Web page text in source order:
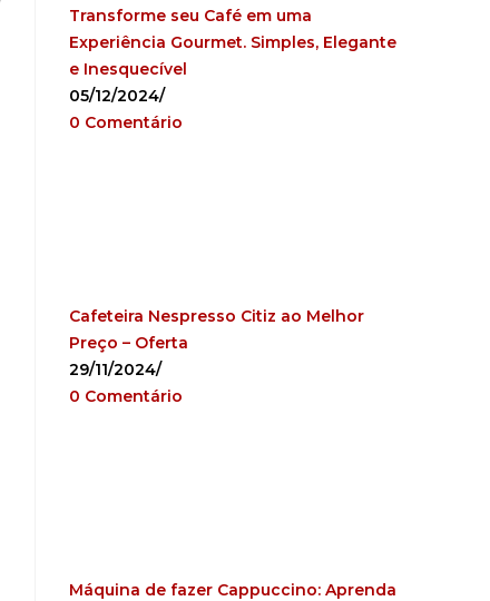
Transforme seu Café em uma
Experiência Gourmet. Simples, Elegante
e Inesquecível
05/12/2024/
0 Comentário
Cafeteira Nespresso Citiz ao Melhor
Preço – Oferta
29/11/2024/
0 Comentário
Máquina de fazer Cappuccino: Aprenda